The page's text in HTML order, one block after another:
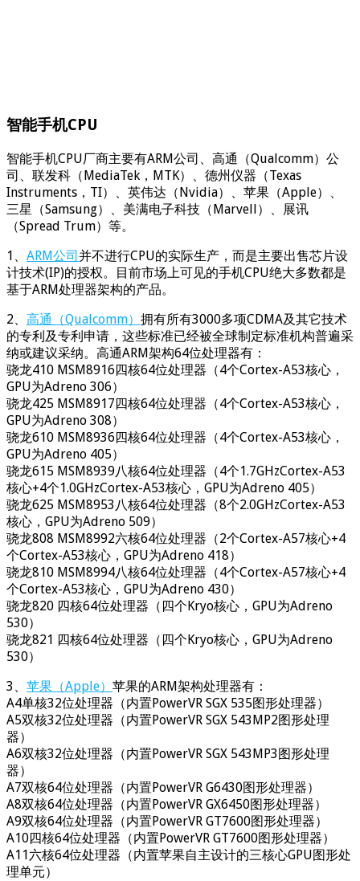
智能手机CPU
智能手机CPU厂商主要有ARM公司、高通（Qualcomm）公
司、联发科（MediaTek，MTK）、德州仪器（Texas
Instruments，TI）、英伟达（Nvidia）、苹果（Apple）、
三星（Samsung）、美满电子科技（Marvell）、展讯
（Spread Trum）等。
1、 ARM公司并不进行CPU的实际生产，而是主要出售芯片设
计技术(IP)的授权。目前市场上可见的手机CPU绝大多数都是
基于ARM处理器架构的产品。
2、 高通（Qualcomm） 拥有所有3000多项CDMA及其它技术
的专利及专利申请，这些标准已经被全球制定标准机构普遍采
纳或建议采纳。高通ARM架构64位处理器有：
骁龙410 MSM8916四核64位处理器（4个Cortex-A53核心，
GPU为Adreno 306）
骁龙425 MSM8917四核64位处理器（4个Cortex-A53核心，
GPU为Adreno 308）
骁龙610 MSM8936四核64位处理器（4个Cortex-A53核心，
GPU为Adreno 405）
骁龙615 MSM8939八核64位处理器（4个1.7GHzCortex-A53
核心+4个1.0GHzCortex-A53核心，GPU为Adreno 405）
骁龙625 MSM8953八核64位处理器（8个2.0GHzCortex-A53
核心，GPU为Adreno 509）
骁龙808 MSM8992六核64位处理器（2个Cortex-A57核心+4
个Cortex-A53核心，GPU为Adreno 418）
骁龙810 MSM8994八核64位处理器（4个Cortex-A57核心+4
个Cortex-A53核心，GPU为Adreno 430）
骁龙820 四核64位处理器（四个Kryo核心，GPU为Adreno
530）
骁龙821 四核64位处理器（四个Kryo核心，GPU为Adreno
530）
3、 苹果（Apple） 苹果的ARM架构处理器有：
A4单核32位处理器（内置PowerVR SGX 535图形处理器）
A5双核32位处理器（内置PowerVR SGX 543MP2图形处理
器）
A6双核32位处理器（内置PowerVR SGX 543MP3图形处理
器）
A7双核64位处理器（内置PowerVR G6430图形处理器）
A8双核64位处理器（内置PowerVR GX6450图形处理器）
A9双核64位处理器（内置PowerVR GT7600图形处理器）
A10四核64位处理器（内置PowerVR GT7600图形处理器）
A11六核64位处理器（内置苹果自主设计的三核心GPU图形处
理单元）